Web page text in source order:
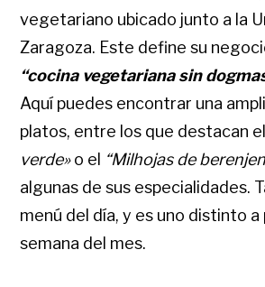
vegetariano ubicado junto a la
Zaragoza. Este define su
“cocina vegetariana sin
Aquí puedes encontrar una
platos, entre los que destacan el
verde»o el “Milhojas de
algunas de sus especialidades.
menú del día, y es uno distinto a
semana del mes.